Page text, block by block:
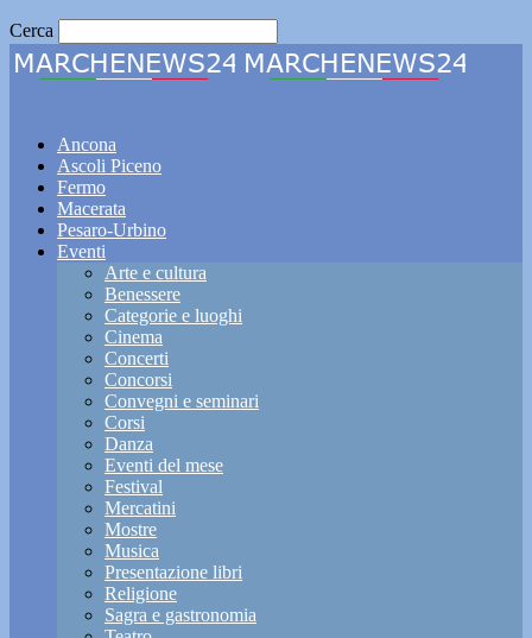
Cerca
Ancona
Ascoli Piceno
Fermo
Macerata
Pesaro-Urbino
Eventi
Arte e cultura
Benessere
Categorie e luoghi
Cinema
Concerti
Concorsi
Convegni e seminari
Corsi
Danza
Eventi del mese
Festival
Mercatini
Mostre
Musica
Presentazione libri
Religione
Sagra e gastronomia